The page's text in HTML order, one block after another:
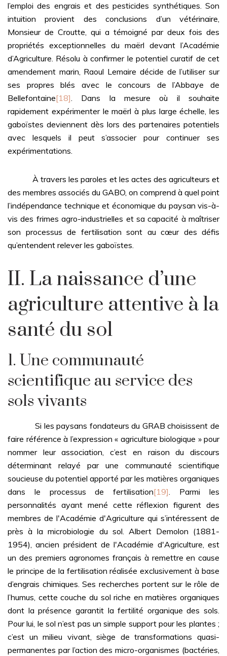
l’emploi des engrais et des pesticides synthétiques. Son
intuition provient des conclusions d’un vétérinaire,
Monsieur de Croutte, qui a témoigné par deux fois des
propriétés exceptionnelles du maërl devant l’Académie
d’Agriculture. Résolu à confirmer le potentiel curatif de cet
amendement marin, Raoul Lemaire décide de l’utiliser sur
ses propres blés avec le concours de l’Abbaye de
Bellefontaine[18] . Dans la mesure où il souhaite
rapidement expérimenter le maërl à plus large échelle, les
gaboïstes deviennent dès lors des partenaires potentiels
avec lesquels il peut s’associer pour continuer ses
expérimentations.
À travers les paroles et les actes des agriculteurs et
des membres associés du GABO, on comprend à quel point
l’indépendance technique et économique du paysan vis-à-
vis des frimes agro-industrielles et sa capacité à maîtriser
son processus de fertilisation sont au cœur des défis
qu’entendent relever les gaboïstes.
II. La naissance d’une
agriculture attentive à la
santé du sol
1. Une communauté
scientifique au service des
sols vivants
Si les paysans fondateurs du GRAB choisissent de
faire référence à l’expression « agriculture biologique » pour
nommer leur association, c’est en raison du discours
déterminant relayé par une communauté scientifique
soucieuse du potentiel apporté par les matières organiques
dans le processus de fertilisation[19]
. Parmi les
personnalités ayant mené cette réflexion figurent des
membres de l'Académie d'Agriculture qui s’intéressent de
près à la microbiologie du sol. Albert Demolon (1881-
1954), ancien président de l'Académie d'Agriculture, est
un des premiers agronomes français à remettre en cause
le principe de la fertilisation réalisée exclusivement à base
d’engrais chimiques. Ses recherches portent sur le rôle de
l’humus, cette couche du sol riche en matières organiques
dont la présence garantit la fertilité organique des sols.
Pour lui, le sol n’est pas un simple support pour les plantes ;
c’est un milieu vivant, siège de transformations quasi-
permanentes par l’action des micro-organismes (bactéries,